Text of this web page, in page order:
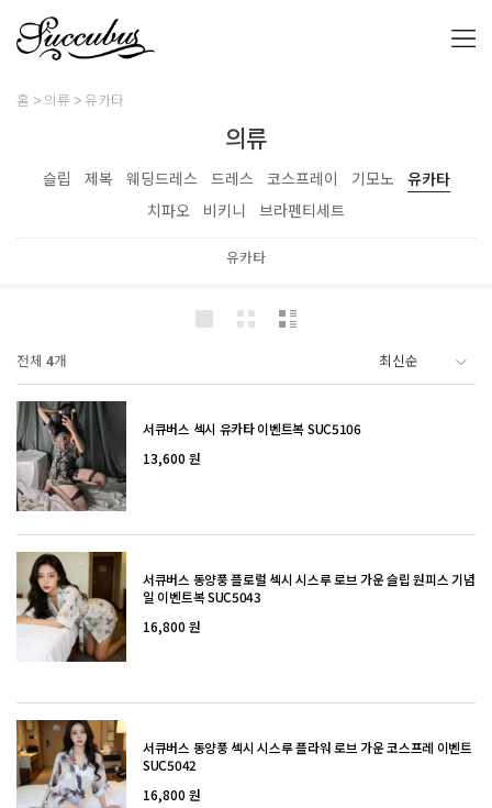
홈 의류 유카타
의류
슬립 제복 웨딩드레스 드레스 코스프레이 기모노
유카타
치파오
비키니 브라펜티세트
유카타
전체 4개
서큐버스 섹시 유카타 이벤트복 SUC5106
13,600 원
서큐버스 동양풍 플로럴 섹시 시스루 로브 가운 슬립 원피스 기념
일 이벤트복 SUC5043
16,800 원
서큐버스 동양풍 섹시 시스루 플라워 로브 가운 코스프레 이벤트
SUC5042
16,800 원